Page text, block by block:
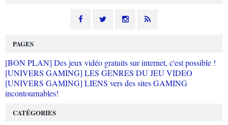
PAGES
[BON PLAN] Des jeux vidéo gratuits sur internet, c'est possible !
[UNIVERS GAMING] LES GENRES DU JEU VIDEO
[UNIVERS GAMING] LIENS vers des sites GAMING
incontournables!
CATÉGORIES